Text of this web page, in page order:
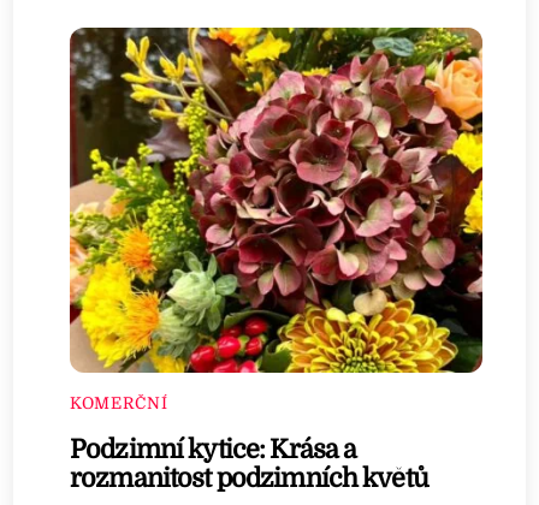
KOMERČNÍ
Podzimní kytice: Krása a
rozmanitost podzimních květů